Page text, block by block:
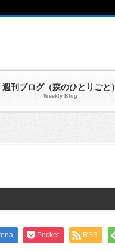
週刊ブログ（森のひとりごと）
Weekly Blog
Pocket RSS